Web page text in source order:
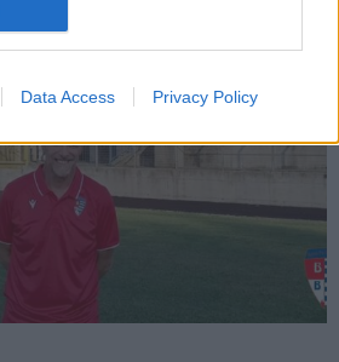
Data Access Privacy Policy